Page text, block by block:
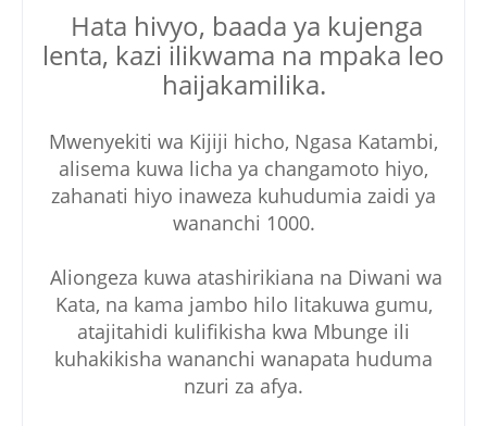
Hata hivyo, baada ya kujenga
lenta, kazi ilikwama na mpaka leo
haijakamilika.
Mwenyekiti wa Kijiji hicho, Ngasa Katambi,
alisema kuwa licha ya changamoto hiyo,
zahanati hiyo inaweza kuhudumia zaidi ya
wananchi 1000.
Aliongeza kuwa atashirikiana na Diwani wa
Kata, na kama jambo hilo litakuwa gumu,
atajitahidi kulifikisha kwa Mbunge ili
kuhakikisha wananchi wanapata huduma
nzuri za afya.